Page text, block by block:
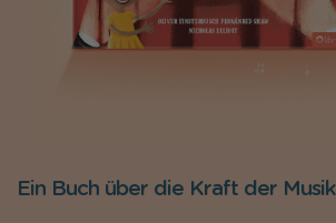
Ein Buch über die Kraft der Musik